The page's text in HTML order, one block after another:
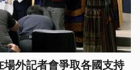
外記者會爭取各國支持